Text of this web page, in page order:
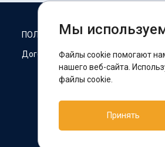
ПОЛИТИКА COOKIES
Договор оферты
Мы в
Мы
Файлы cookie помогают
нашего веб-сайта.
файлы cookie.
Принять